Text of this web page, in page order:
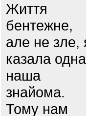
Життя
бентежне,
але не зле,
казала одна
наша
знайома.
Тому нам